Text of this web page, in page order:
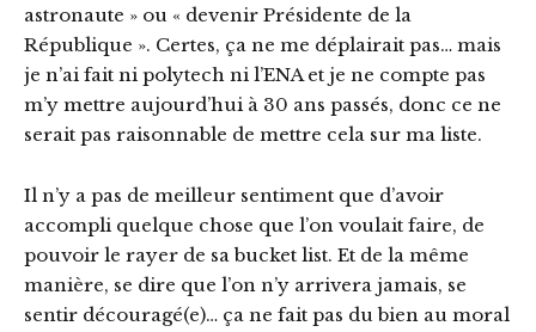
astronaute » ou « devenir Présidente de la
République ». Certes, ça ne me déplairait pas… mais
je n’ai fait ni polytech ni l’ENA et je ne compte pas
m’y mettre aujourd’hui à 30 ans passés, donc ce ne
serait pas raisonnable de mettre cela sur ma liste.
Il n’y a pas de meilleur sentiment que d’avoir
accompli quelque chose que l’on voulait faire, de
pouvoir le rayer de sa bucket list. Et de la même
manière, se dire que l’on n’y arrivera jamais, se
sentir découragé(e)… ça ne fait pas du bien au moral